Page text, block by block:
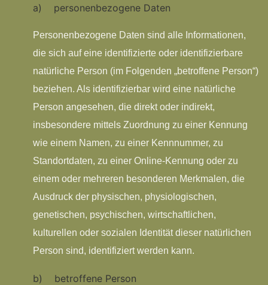
a) personenbezogene Daten
Personenbezogene Daten sind alle Informationen,
die sich auf eine identifizierte oder identifizierbare
natürliche Person (im Folgenden „betroffene Person“)
beziehen. Als identifizierbar wird eine natürliche
Person angesehen, die direkt oder indirekt,
insbesondere mittels Zuordnung zu einer Kennung
wie einem Namen, zu einer Kennnummer, zu
Standortdaten, zu einer Online-Kennung oder zu
einem oder mehreren besonderen Merkmalen, die
Ausdruck der physischen, physiologischen,
genetischen, psychischen, wirtschaftlichen,
kulturellen oder sozialen Identität dieser natürlichen
Person sind, identifiziert werden kann.
b) betroffene Person